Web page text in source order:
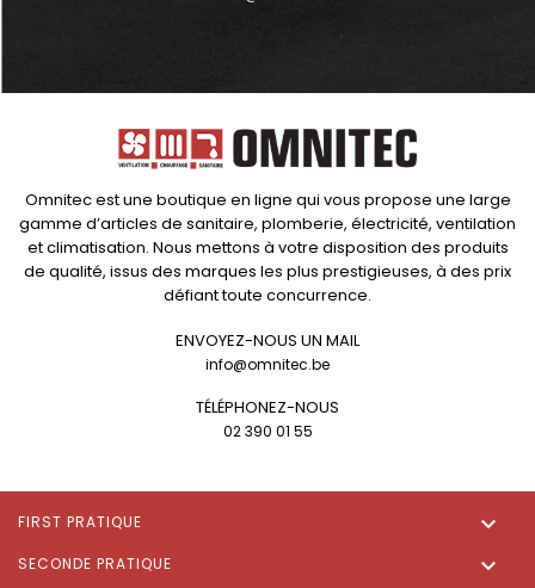
Omnitec est une boutique en ligne qui vous propose une large
gamme d’articles de sanitaire, plomberie, électricité, ventilation
et climatisation. Nous mettons à votre disposition des produits
de qualité, issus des marques les plus prestigieuses, à des prix
défiant toute concurrence.
ENVOYEZ-NOUS UN MAIL
info@omnitec.be
TÉLÉPHONEZ-NOUS
02 390 01 55
FIRST PRATIQUE 
SECONDE PRATIQUE 